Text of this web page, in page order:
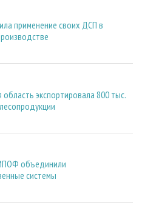
применение своих ДСП в
экспортировала 800 тыс.
объединили
системы